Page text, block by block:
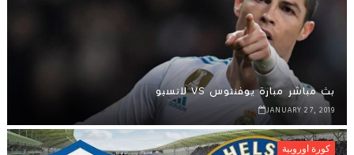
بث مباشر مبارة يوفنتوس VS لاتسيو
JANUARY 27, 2019
كورة اوروبية